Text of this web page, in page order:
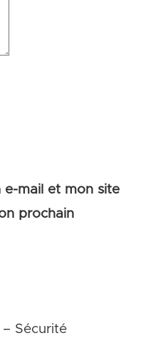
e-mail et mon site
prochain
– Sécurité